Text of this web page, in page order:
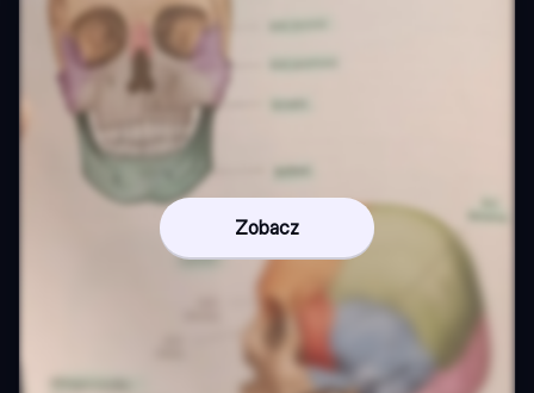
Zobacz